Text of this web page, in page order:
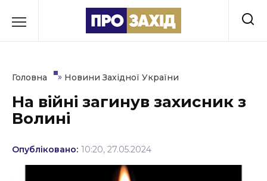
до
Культура
Освіта
Головна » Новини Західної України
На війні загинув захисник з
Волині
Опубліковано: 10:20, 27.05.2024